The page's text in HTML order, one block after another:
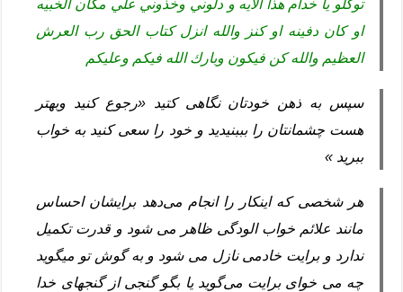
توكلو يا خدام هذا الأيه و دلوني وخذوني علي مكان الخبيه
او كان دفينه او كنز والله انزل كتاب الحق رب العرش
العظيم والله كن فيكون وبارك الله فيكم وعليكم
سپس به ذهن خودتان نگاهی کتید «رجوع کنید وبهتر
هست چشمانتان را بببنیدید و خود را سعی کنید به خواب
ببرید »
هر شخصی که اینکار را انجام می‌دهد برایشان احساس
مانند علائم خواب الودگی ظاهر می شود و قدرت تکمیل
ندارد و برایت خادمی نازل می شود و به گوش تو میگوید
چه می خوای برایت می‌گوید یا بگو گنجی از گنجهای خدا